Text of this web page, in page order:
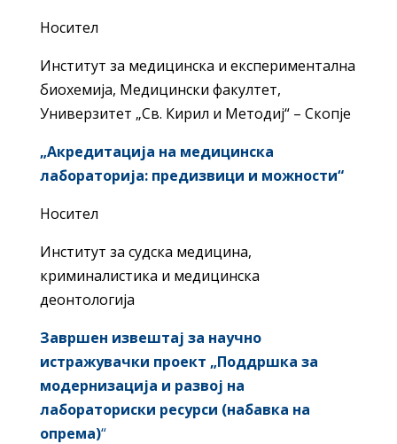
Носител
Институт за медицинска и експериментална
биохемија, Медицински факултет,
Универзитет „Св. Кирил и Методиј“ – Скопје
„Акредитација на медицинска
лабораторија: предизвици и можности“
Носител
Институт за судска медицина,
криминалистика и медицинска
деонтологија
Завршен извештај за научно
истражувачки проект „Поддршка за
модернизација и развој на
лабораториски ресурси (набавка на
опрема)“